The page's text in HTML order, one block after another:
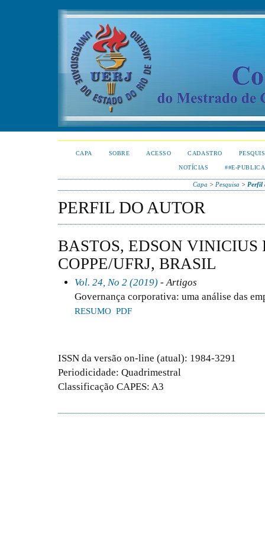
CAPA SOBRE ACESSO CADASTRO
NOTÍCIAS ##E-
Capa > Pesquisa > Perfil
PERFIL DO AUTOR
BASTOS, EDSON VINICIUS
COPPE/UFRJ, BRASIL
Vol. 24, No 2 (2019) - Artigos
Governança corporativa: uma análise das
RESUMO PDF
ISSN da versão on-line (atual): 1984-3291
Periodicidade: Quadrimestral
Classificação CAPES: A3